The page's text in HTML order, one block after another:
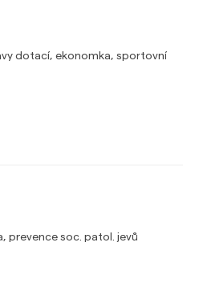
dotací, ekonomka, sportovní
soc. patol. jevů